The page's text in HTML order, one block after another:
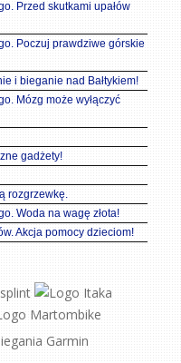
Przed skutkami upałów
Poczuj prawdziwe górskie
i bieganie nad Bałtykiem!
Mózg może wyłączyć
gadżety!
rozgrzewkę.
Woda na wagę złota!
Akcja pomocy dzieciom!